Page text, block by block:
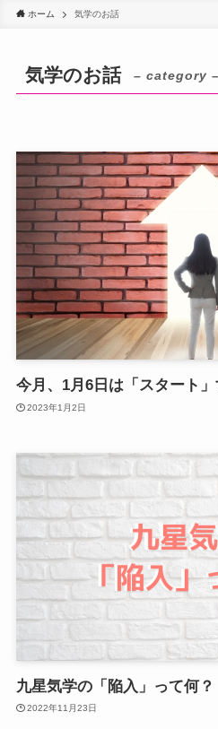
ホーム 気学のお話
気学のお話 – category –
今月、1月6日は「スタート
2023年1月2日
九星気学の「陥入」って何？
2022年11月23日